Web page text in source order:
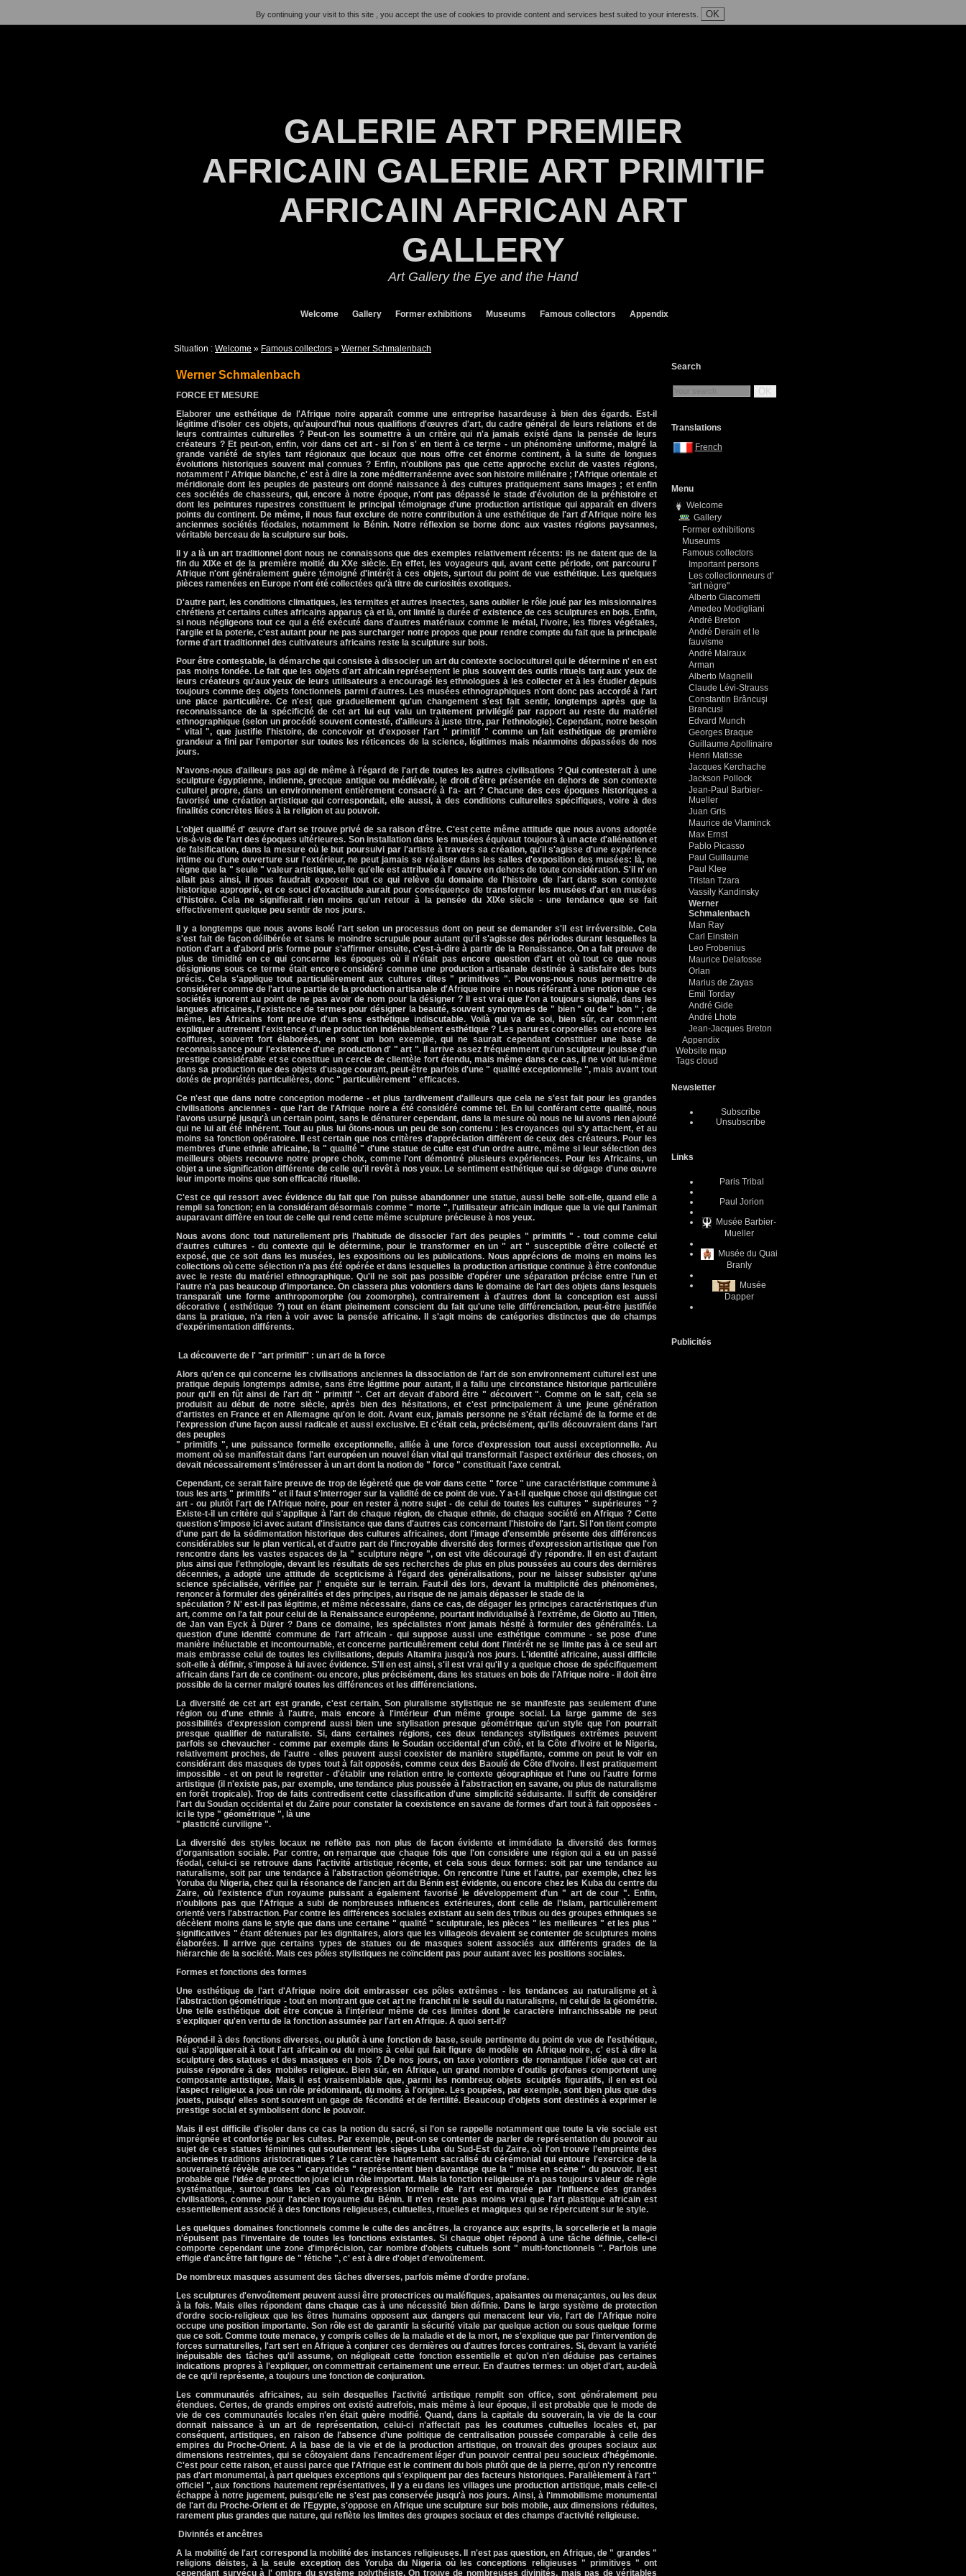
By continuing your visit to this site , you accept the use of cookies to provide content and services best suited to your interests. OK
GALERIE ART PREMIER
AFRICAIN GALERIE ART PRIMITIF
AFRICAIN AFRICAN ART
GALLERY
Art Gallery the Eye and the Hand
Welcome Gallery Former exhibitions Museums Famous collectors Appendix
Situation : Welcome » Famous collectors » Werner Schmalenbach
Werner Schmalenbach
FORCE ET MESURE
Elaborer une esthétique de l'Afrique noire apparaît comme une entreprise hasardeuse à bien des égards. Est-il
légitime d'isoler ces objets, qu'aujourd'hui nous qualifions d'œuvres d'art, du cadre général de leurs relations et de
leurs contraintes culturelles ? Peut-on les soumettre à un critère qui n'a jamais existé dans la pensée de leurs
créateurs ? Et peut-on, enfin, voir dans cet art - si l'on s' en tient à ce terme - un phénomène uniforme, malgré la
grande variété de styles tant régionaux que locaux que nous offre cet énorme continent, à la suite de longues
évolutions historiques souvent mal connues ? Enfin, n'oublions pas que cette approche exclut de vastes régions,
notamment l' Afrique blanche, c' est à dire la zone méditerranéenne avec son histoire millénaire ; l'Afrique orientale et
méridionale dont les peuples de pasteurs ont donné naissance à des cultures pratiquement sans images ; et enfin
ces sociétés de chasseurs, qui, encore à notre époque, n'ont pas dépassé le stade d'évolution de la préhistoire et
dont les peintures rupestres constituent le principal témoignage d'une production artistique qui apparaît en divers
points du continent. De même, il nous faut exclure de notre contribution à une esthétique de l'art d'Afrique noire les
anciennes sociétés féodales, notamment le Bénin. Notre réflexion se borne donc aux vastes régions paysannes,
véritable berceau de la sculpture sur bois.
Il y a là un art traditionnel dont nous ne connaissons que des exemples relativement récents: ils ne datent que de la
fin du XIXe et de la première moitié du XXe siècle. En effet, les voyageurs qui, avant cette période, ont parcouru l'
Afrique n'ont généralement guère témoigné d'intérêt à ces objets, surtout du point de vue esthétique. Les quelques
pièces ramenées en Europe n'ont été collectées qu'à titre de curiosités exotiques.
D'autre part, les conditions climatiques, les termites et autres insectes, sans oublier le rôle joué par les missionnaires
chrétiens et certains cultes africains apparus çà et là, ont limité la durée d' existence de ces sculptures en bois. Enfin,
si nous négligeons tout ce qui a été exécuté dans d'autres matériaux comme le métal, l'ivoire, les fibres végétales,
l'argile et la poterie, c'est autant pour ne pas surcharger notre propos que pour rendre compte du fait que la principale
forme d'art traditionnel des cultivateurs africains reste la sculpture sur bois.
Pour être contestable, la démarche qui consiste à dissocier un art du contexte socioculturel qui le détermine n' en est
pas moins fondée. Le fait que les objets d'art africain représentent le plus souvent des outils rituels tant aux yeux de
leurs créateurs qu'aux yeux de leurs utilisateurs a encouragé les ethnologues à les collecter et à les étudier depuis
toujours comme des objets fonctionnels parmi d'autres. Les musées ethnographiques n'ont donc pas accordé à l'art
une place particulière. Ce n'est que graduellement qu'un changement s'est fait sentir, longtemps après que la
reconnaissance de la spécificité de cet art lui eut valu un traitement privilégié par rapport au reste du matériel
ethnographique (selon un procédé souvent contesté, d'ailleurs à juste titre, par l'ethnologie). Cependant, notre besoin
" vital ", que justifie l'histoire, de concevoir et d'exposer l'art " primitif " comme un fait esthétique de première
grandeur a fini par l'emporter sur toutes les réticences de la science, légitimes mais néanmoins dépassées de nos
jours.
N'avons-nous d'ailleurs pas agi de même à l'égard de l'art de toutes les autres civilisations ? Qui contesterait à une
sculpture égyptienne, indienne, grecque antique ou médiévale, le droit d'être présentée en dehors de son contexte
culturel propre, dans un environnement entièrement consacré à l'a- art ? Chacune des ces époques historiques a
favorisé une création artistique qui correspondait, elle aussi, à des conditions culturelles spécifiques, voire à des
finalités concrètes liées à la religion et au pouvoir.
L'objet qualifié d' œuvre d'art se trouve privé de sa raison d'être. C'est cette même attitude que nous avons adoptée
vis-à-vis de l'art des époques ultérieures. Son installation dans les musées équivaut toujours à un acte d'aliénation et
de falsification, dans la mesure où le but poursuivi par l'artiste à travers sa création, qu'il s'agisse d'une expérience
intime ou d'une ouverture sur l'extérieur, ne peut jamais se réaliser dans les salles d'exposition des musées: là, ne
règne que la " seule " valeur artistique, telle qu'elle est attribuée à l' œuvre en dehors de toute considération. S'il n' en
allait pas ainsi, il nous faudrait exposer tout ce qui relève du domaine de l'histoire de l'art dans son contexte
historique approprié, et ce souci d'exactitude aurait pour conséquence de transformer les musées d'art en musées
d'histoire. Cela ne signifierait rien moins qu'un retour à la pensée du XIXe siècle - une tendance que se fait
effectivement quelque peu sentir de nos jours.
Il y a longtemps que nous avons isolé l'art selon un processus dont on peut se demander s'il est irréversible. Cela
s'est fait de façon délibérée et sans le moindre scrupule pour autant qu'il s'agisse des périodes durant lesquelles la
notion d'art a d'abord pris forme pour s'affirmer ensuite, c'est-à-dire à partir de la Renaissance. On a fait preuve de
plus de timidité en ce qui concerne les époques où il n'était pas encore question d'art et où tout ce que nous
désignions sous ce terme était encore considéré comme une production artisanale destinée à satisfaire des buts
précis. Cela s'applique tout particulièrement aux cultures dites " primitives ". Pouvons-nous nous permettre de
considérer comme de l'art une partie de la production artisanale d'Afrique noire en nous référant à une notion que ces
sociétés ignorent au point de ne pas avoir de nom pour la désigner ? Il est vrai que l'on a toujours signalé, dans les
langues africaines, l'existence de termes pour désigner la beauté, souvent synonymes de " bien " ou de " bon " ; de
même, les Africains font preuve d'un sens esthétique indiscutable. Voilà qui va de soi, bien sûr, car comment
expliquer autrement l'existence d'une production indéniablement esthétique ? Les parures corporelles ou encore les
coiffures, souvent fort élaborées, en sont un bon exemple, qui ne saurait cependant constituer une base de
reconnaissance pour l'existence d'une production d' " art ". Il arrive assez fréquemment qu'un sculpteur jouisse d'un
prestige considérable et se constitue un cercle de clientèle fort étendu, mais même dans ce cas, il ne voit lui-même
dans sa production que des objets d'usage courant, peut-être parfois d'une " qualité exceptionnelle ", mais avant tout
dotés de propriétés particulières, donc " particulièrement " efficaces.
Ce n'est que dans notre conception moderne - et plus tardivement d'ailleurs que cela ne s'est fait pour les grandes
civilisations anciennes - que l'art de l'Afrique noire a été considéré comme tel. En lui conférant cette qualité, nous
l'avons usurpé jusqu'à un certain point, sans le dénaturer cependant, dans la mesure où nous ne lui avons rien ajouté
qui ne lui ait été inhérent. Tout au plus lui ôtons-nous un peu de son contenu : les croyances qui s'y attachent, et au
moins sa fonction opératoire. Il est certain que nos critères d'appréciation diffèrent de ceux des créateurs. Pour les
membres d'une ethnie africaine, la " qualité " d'une statue de culte est d'un ordre autre, même si leur sélection des
meilleurs objets recouvre notre propre choix, comme l'ont démontré plusieurs expériences. Pour les Africains, un
objet a une signification différente de celle qu'il revêt à nos yeux. Le sentiment esthétique qui se dégage d'une œuvre
leur importe moins que son efficacité rituelle.
C'est ce qui ressort avec évidence du fait que l'on puisse abandonner une statue, aussi belle soit-elle, quand elle a
rempli sa fonction; en la considérant désormais comme " morte ", l'utilisateur africain indique que la vie qui l'animait
auparavant diffère en tout de celle qui rend cette même sculpture précieuse à nos yeux.
Nous avons donc tout naturellement pris l'habitude de dissocier l'art des peuples " primitifs " - tout comme celui
d'autres cultures - du contexte qui le détermine, pour le transformer en un " art " susceptible d'être collecté et
exposé, que ce soit dans les musées, les expositions ou les publications. Nous apprécions de moins en moins les
collections où cette sélection n'a pas été opérée et dans lesquelles la production artistique continue à être confondue
avec le reste du matériel ethnographique. Qu'il ne soit pas possible d'opérer une séparation précise entre l'un et
l'autre n'a pas beaucoup d'importance. On classera plus volontiers dans le domaine de l'art des objets dans lesquels
transparaît une forme anthropomorphe (ou zoomorphe), contrairement à d'autres dont la conception est aussi
décorative ( esthétique ?) tout en étant pleinement conscient du fait qu'une telle différenciation, peut-être justifiée
dans la pratique, n'a rien à voir avec la pensée africaine. Il s'agit moins de catégories distinctes que de champs
d'expérimentation différents.
La découverte de l' "art primitif" : un art de la force
Alors qu'en ce qui concerne les civilisations anciennes la dissociation de l'art de son environnement culturel est une
pratique depuis longtemps admise, sans être légitime pour autant, il a fallu une circonstance historique particulière
pour qu'il en fût ainsi de l'art dit " primitif ". Cet art devait d'abord être " découvert ". Comme on le sait, cela se
produisit au début de notre siècle, après bien des hésitations, et c'est principalement à une jeune génération
d'artistes en France et en Allemagne qu'on le doit. Avant eux, jamais personne ne s'était réclamé de la forme et de
l'expression d'une façon aussi radicale et aussi exclusive. Et c'était cela, précisément, qu'ils découvraient dans l'art
des peuples
" primitifs ", une puissance formelle exceptionnelle, alliée à une force d'expression tout aussi exceptionnelle. Au
moment où se manifestait dans l'art européen un nouvel élan vital qui transformait l'aspect extérieur des choses, on
devait nécessairement s'intéresser à un art dont la notion de " force " constituait l'axe central.
Cependant, ce serait faire preuve de trop de légèreté que de voir dans cette " force " une caractéristique commune à
tous les arts " primitifs " et il faut s'interroger sur la validité de ce point de vue. Y a-t-il quelque chose qui distingue cet
art - ou plutôt l'art de l'Afrique noire, pour en rester à notre sujet - de celui de toutes les cultures " supérieures " ?
Existe-t-il un critère qui s'applique à l'art de chaque région, de chaque ethnie, de chaque société en Afrique ? Cette
question s'impose ici avec autant d'insistance que dans d'autres cas concernant l'histoire de l'art. Si l'on tient compte
d'une part de la sédimentation historique des cultures africaines, dont l'image d'ensemble présente des différences
considérables sur le plan vertical, et d'autre part de l'incroyable diversité des formes d'expression artistique que l'on
rencontre dans les vastes espaces de la " sculpture nègre ", on est vite découragé d'y répondre. Il en est d'autant
plus ainsi que l'ethnologie, devant les résultats de ses recherches de plus en plus poussées au cours des dernières
décennies, a adopté une attitude de scepticisme à l'égard des généralisations, pour ne laisser subsister qu'une
science spécialisée, vérifiée par l' enquête sur le terrain. Faut-il dès lors, devant la multiplicité des phénomènes,
renoncer à formuler des généralités et des principes, au risque de ne jamais dépasser le stade de la
spéculation ? N' est-il pas légitime, et même nécessaire, dans ce cas, de dégager les principes caractéristiques d'un
art, comme on l'a fait pour celui de la Renaissance européenne, pourtant individualisé à l'extrême, de Giotto au Titien,
de Jan van Eyck à Dürer ? Dans ce domaine, les spécialistes n'ont jamais hésité à formuler des généralités. La
question d'une identité commune de l'art africain - qui suppose aussi une esthétique commune - se pose d'une
manière inéluctable et incontournable, et concerne particulièrement celui dont l'intérêt ne se limite pas à ce seul art
mais embrasse celui de toutes les civilisations, depuis Altamira jusqu'à nos jours. L'identité africaine, aussi difficile
soit-elle à définir, s'impose à lui avec évidence. S'il en est ainsi, s'il est vrai qu'il y a quelque chose de spécifiquement
africain dans l'art de ce continent- ou encore, plus précisément, dans les statues en bois de l'Afrique noire - il doit être
possible de la cerner malgré toutes les différences et les différenciations.
La diversité de cet art est grande, c'est certain. Son pluralisme stylistique ne se manifeste pas seulement d'une
région ou d'une ethnie à l'autre, mais encore à l'intérieur d'un même groupe social. La large gamme de ses
possibilités d'expression comprend aussi bien une stylisation presque géométrique qu'un style que l'on pourrait
presque qualifier de naturaliste. Si, dans certaines régions, ces deux tendances stylistiques extrêmes peuvent
parfois se chevaucher - comme par exemple dans le Soudan occidental d'un côté, et la Côte d'Ivoire et le Nigeria,
relativement proches, de l'autre - elles peuvent aussi coexister de manière stupéfiante, comme on peut le voir en
considérant des masques de types tout à fait opposés, comme ceux des Baoulé de Côte d'Ivoire. Il est pratiquement
impossible - et on peut le regretter - d'établir une relation entre le contexte géographique et l'une ou l'autre forme
artistique (il n'existe pas, par exemple, une tendance plus poussée à l'abstraction en savane, ou plus de naturalisme
en forêt tropicale). Trop de faits contredisent cette classification d'une simplicité séduisante. Il suffit de considérer
l'art du Soudan occidental et du Zaïre pour constater la coexistence en savane de formes d'art tout à fait opposées -
ici le type " géométrique ", là une
" plasticité curviligne ".
La diversité des styles locaux ne reflète pas non plus de façon évidente et immédiate la diversité des formes
d'organisation sociale. Par contre, on remarque que chaque fois que l'on considère une région qui a eu un passé
féodal, celui-ci se retrouve dans l'activité artistique récente, et cela sous deux formes: soit par une tendance au
naturalisme, soit par une tendance à l'abstraction géométrique. On rencontre l'une et l'autre, par exemple, chez les
Yoruba du Nigeria, chez qui la résonance de l'ancien art du Bénin est évidente, ou encore chez les Kuba du centre du
Zaïre, où l'existence d'un royaume puissant a également favorisé le développement d'un " art de cour ". Enfin,
n'oublions pas que l'Afrique a subi de nombreuses influences extérieures, dont celle de l'islam, particulièrement
orienté vers l'abstraction. Par contre les différences sociales existant au sein des tribus ou des groupes ethniques se
décèlent moins dans le style que dans une certaine " qualité " sculpturale, les pièces " les meilleures " et les plus "
significatives " étant détenues par les dignitaires, alors que les villageois devaient se contenter de sculptures moins
élaborées. Il arrive que certains types de statues ou de masques soient associés aux différents grades de la
hiérarchie de la société. Mais ces pôles stylistiques ne coïncident pas pour autant avec les positions sociales.
Formes et fonctions des formes
Une esthétique de l'art d'Afrique noire doit embrasser ces pôles extrêmes - les tendances au naturalisme et à
l'abstraction géométrique - tout en montrant que cet art ne franchit ni le seuil du naturalisme, ni celui de la géométrie.
Une telle esthétique doit être conçue à l'intérieur même de ces limites dont le caractère infranchissable ne peut
s'expliquer qu'en vertu de la fonction assumée par l'art en Afrique. A quoi sert-il?
Répond-il à des fonctions diverses, ou plutôt à une fonction de base, seule pertinente du point de vue de l'esthétique,
qui s'appliquerait à tout l'art africain ou du moins à celui qui fait figure de modèle en Afrique noire, c' est à dire la
sculpture des statues et des masques en bois ? De nos jours, on taxe volontiers de romantique l'idée que cet art
puisse répondre à des mobiles religieux. Bien sûr, en Afrique, un grand nombre d'outils profanes comportent une
composante artistique. Mais il est vraisemblable que, parmi les nombreux objets sculptés figuratifs, il en est où
l'aspect religieux a joué un rôle prédominant, du moins à l'origine. Les poupées, par exemple, sont bien plus que des
jouets, puisqu' elles sont souvent un gage de fécondité et de fertilité. Beaucoup d'objets sont destinés à exprimer le
prestige social et symbolisent donc le pouvoir.
Mais il est difficile d'isoler dans ce cas la notion du sacré, si l'on se rappelle notamment que toute la vie sociale est
imprégnée et confortée par les cultes. Par exemple, peut-on se contenter de parler de représentation du pouvoir au
sujet de ces statues féminines qui soutiennent les sièges Luba du Sud-Est du Zaïre, où l'on trouve l'empreinte des
anciennes traditions aristocratiques ? Le caractère hautement sacralisé du cérémonial qui entoure l'exercice de la
souveraineté révèle que ces " caryatides " représentent bien davantage que la " mise en scène " du pouvoir. Il est
probable que l'idée de protection joue ici un rôle important. Mais la fonction religieuse n'a pas toujours valeur de règle
systématique, surtout dans les cas où l'expression formelle de l'art est marquée par l'influence des grandes
civilisations, comme pour l'ancien royaume du Bénin. Il n'en reste pas moins vrai que l'art plastique africain est
essentiellement associé à des fonctions religieuses, cultuelles, rituelles et magiques qui se répercutent sur le style.
Les quelques domaines fonctionnels comme le culte des ancêtres, la croyance aux esprits, la sorcellerie et la magie
n'épuisent pas l'inventaire de toutes les fonctions existantes. Si chaque objet répond à une tâche définie, celle-ci
comporte cependant une zone d'imprécision, car nombre d'objets cultuels sont " multi-fonctionnels ". Parfois une
effigie d'ancêtre fait figure de " fétiche ", c' est à dire d'objet d'envoûtement.
De nombreux masques assument des tâches diverses, parfois même d'ordre profane.
Les sculptures d'envoûtement peuvent aussi être protectrices ou maléfiques, apaisantes ou menaçantes, ou les deux
à la fois. Mais elles répondent dans chaque cas à une nécessité bien définie. Dans le large système de protection
d'ordre socio-religieux que les êtres humains opposent aux dangers qui menacent leur vie, l'art de l'Afrique noire
occupe une position importante. Son rôle est de garantir la sécurité vitale par quelque action ou sous quelque forme
que ce soit. Comme toute menace, y compris celles de la maladie et de la mort, ne s'explique que par l'intervention de
forces surnaturelles, l'art sert en Afrique à conjurer ces dernières ou d'autres forces contraires. Si, devant la variété
inépuisable des tâches qu'il assume, on négligeait cette fonction essentielle et qu'on n'en déduise pas certaines
indications propres à l'expliquer, on commettrait certainement une erreur. En d'autres termes: un objet d'art, au-delà
de ce qu'il représente, a toujours une fonction de conjuration.
Les communautés africaines, au sein desquelles l'activité artistique remplit son office, sont généralement peu
étendues. Certes, de grands empires ont existé autrefois, mais même à leur époque, il est probable que le mode de
vie de ces communautés locales n'en était guère modifié. Quand, dans la capitale du souverain, la vie de la cour
donnait naissance à un art de représentation, celui-ci n'affectait pas les coutumes cultuelles locales et, par
conséquent, artistiques, en raison de l'absence d'une politique de centralisation poussée comparable à celle des
empires du Proche-Orient. A la base de la vie et de la production artistique, on trouvait des groupes sociaux aux
dimensions restreintes, qui se côtoyaient dans l'encadrement léger d'un pouvoir central peu soucieux d'hégémonie.
C'est pour cette raison, et aussi parce que l'Afrique est le continent du bois plutôt que de la pierre, qu'on n'y rencontre
pas d'art monumental, à part quelques exceptions qui s'expliquent par des facteurs historiques. Parallèlement à l'art "
officiel ", aux fonctions hautement représentatives, il y a eu dans les villages une production artistique, mais celle-ci
échappe à notre jugement, puisqu'elle ne s'est pas conservée jusqu'à nos jours. Ainsi, à l'immobilisme monumental
de l'art du Proche-Orient et de l'Egypte, s'oppose en Afrique une sculpture sur bois mobile, aux dimensions réduites,
rarement plus grandes que nature, qui reflète les limites des groupes sociaux et des champs d'activité religieuse.
Divinités et ancêtres
A la mobilité de l'art correspond la mobilité des instances religieuses. Il n'est pas question, en Afrique, de " grandes "
religions déistes, à la seule exception des Yoruba du Nigeria où les conceptions religieuses " primitives " ont
cependant survécu à l' ombre du système polythéiste. On trouve de nombreuses divinités, mais pas de véritables
Search
OK
Translations
French
Menu
Welcome
Gallery
Former exhibitions
Museums
Famous collectors
Important persons
Les collectionneurs d'
"art nègre"
Alberto Giacometti
Amedeo Modigliani
André Breton
André Derain et le
fauvisme
André Malraux
Arman
Alberto Magnelli
Claude Lévi-Strauss
Constantin Brâncuşi
Brancusi
Edvard Munch
Georges Braque
Guillaume Apollinaire
Henri Matisse
Jacques Kerchache
Jackson Pollock
Jean-Paul Barbier-
Mueller
Juan Gris
Maurice de Vlaminck
Max Ernst
Pablo Picasso
Paul Guillaume
Paul Klee
Tristan Tzara
Vassily Kandinsky
Werner
Schmalenbach
Man Ray
Carl Einstein
Leo Frobenius
Maurice Delafosse
Orlan
Marius de Zayas
Emil Torday
André Gide
André Lhote
Jean-Jacques Breton
Appendix
Website map
Tags cloud
Newsletter
Subscribe
Unsubscribe
Links
Paris Tribal
Paul Jorion
Musée Barbier-
Mueller
Musée du Quai
Branly
Musée
Dapper
Publicités